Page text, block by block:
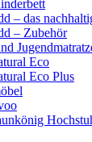
– das
– Zubehör
Eco
Eco Plus